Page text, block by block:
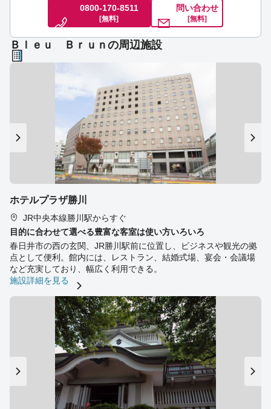
0800-170-8511
[無料]
問い合わせ
[無料]
Ｂｌｅｕ Ｂｒｕｎの周辺施設
ホテルプラザ勝川
JR中央本線勝川駅からすぐ
目的に合わせて選べる豊富な客室は使い方いろいろ
春日井市の西の玄関、JR勝川駅前に位置し、ビジネスや観光の拠
点として便利。館内には、レストラン、結婚式場、宴会・会議場
など充実しており、幅広く利用できる。
施設詳細を見る